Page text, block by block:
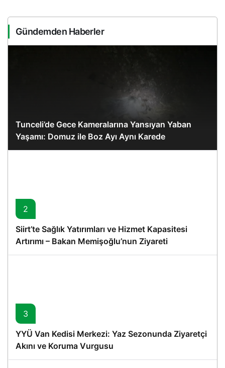
Gündemden Haberler
Tunceli’de Gece Kameralarına Yansıyan Yaban
Yaşamı: Domuz ile Boz Ayı Aynı Karede
2
Siirt’te Sağlık Yatırımları ve Hizmet Kapasitesi
Artırımı – Bakan Memişoğlu’nun Ziyareti
3
YYÜ Van Kedisi Merkezi: Yaz Sezonunda Ziyaretçi
Akını ve Koruma Vurgusu